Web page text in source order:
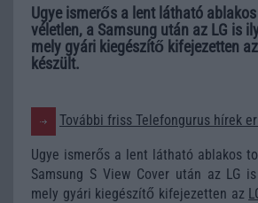
Ugye ismerős a lent látható
véletlen, a Samsung után az LG is
mely gyári kiegészítő kifejezetten
készült.
További friss Telefongurus hírek
Ugye ismerős a lent látható ablakos
Samsung S View Cover után az LG
mely gyári kiegészítő kifejezetten az